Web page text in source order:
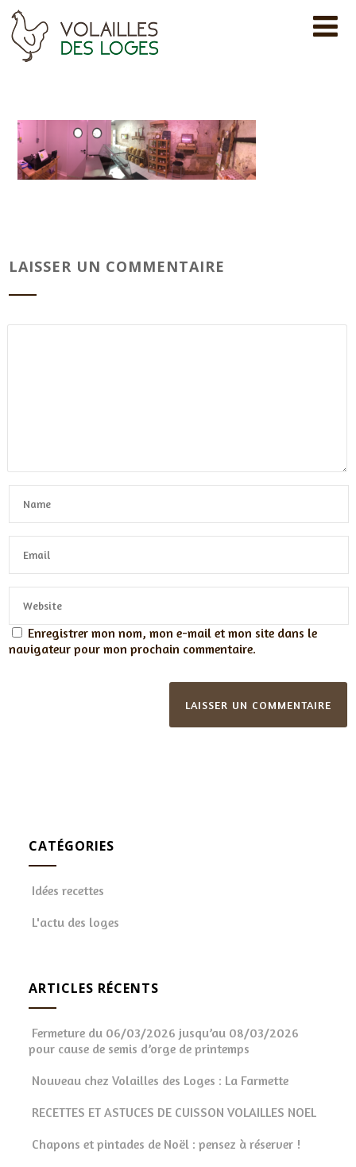
LAISSER UN COMMENTAIRE
Enregistrer mon nom, mon e-mail et mon site dans le
navigateur pour mon prochain commentaire.
CATÉGORIES
Idées recettes
L'actu des loges
ARTICLES RÉCENTS
Fermeture du 06/03/2026 jusqu’au 08/03/2026
pour cause de semis d’orge de printemps
Nouveau chez Volailles des Loges : La Farmette
RECETTES ET ASTUCES DE CUISSON VOLAILLES NOEL
Chapons et pintades de Noël : pensez à réserver !